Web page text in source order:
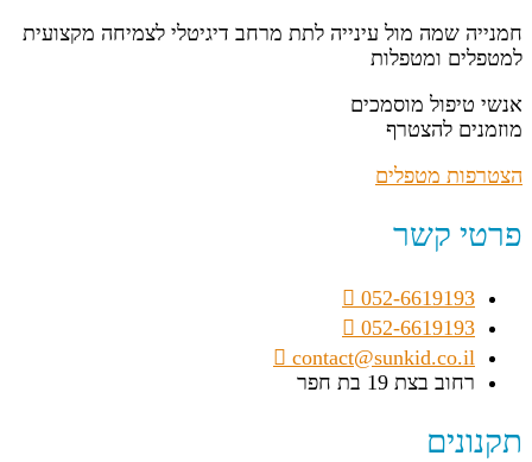
חמנייה שמה מול עינייה לתת מרחב דיגיטלי לצמיחה מקצועית
למטפלים ומטפלות
אנשי טיפול מוסמכים
מוזמנים להצטרף
הצטרפות מטפלים
פרטי קשר
052-6619193
052-6619193
contact@sunkid.co.il
רחוב בצת 19 בת חפר
תקנונים